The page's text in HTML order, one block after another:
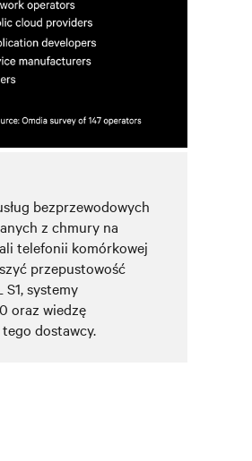
bezprzewodowych
z chmury na
telefonii komórkowej
przepustowość
S1, systemy
oraz wiedzę
dostawcy.